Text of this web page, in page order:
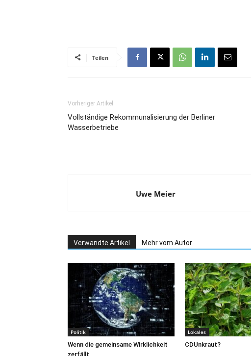
Teilen
Vorheriger Artikel
Vollständige Rekommunalisierung der Berliner
Wasserbetriebe
Uwe Meier
Verwandte Artikel Mehr vom Autor
Politik
Wenn die gemeinsame Wirklichkeit
zerfällt
Lokales
CDUnkraut?